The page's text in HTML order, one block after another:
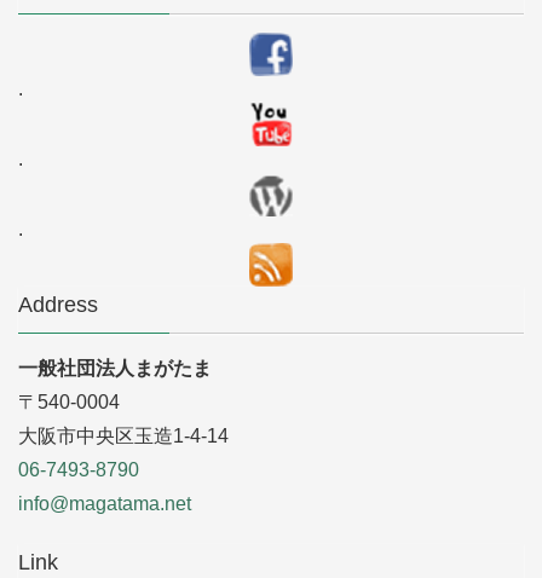
.
.
.
Address
一般社団法人まがたま
〒540-0004
大阪市中央区玉造1-4-14
06-7493-8790
info@magatama.net
Link